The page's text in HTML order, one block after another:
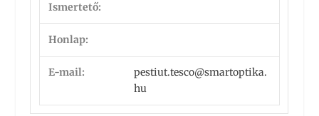
Ismertető:
Honlap:
E-mail:
pestiut.tesco@smartoptika.
hu